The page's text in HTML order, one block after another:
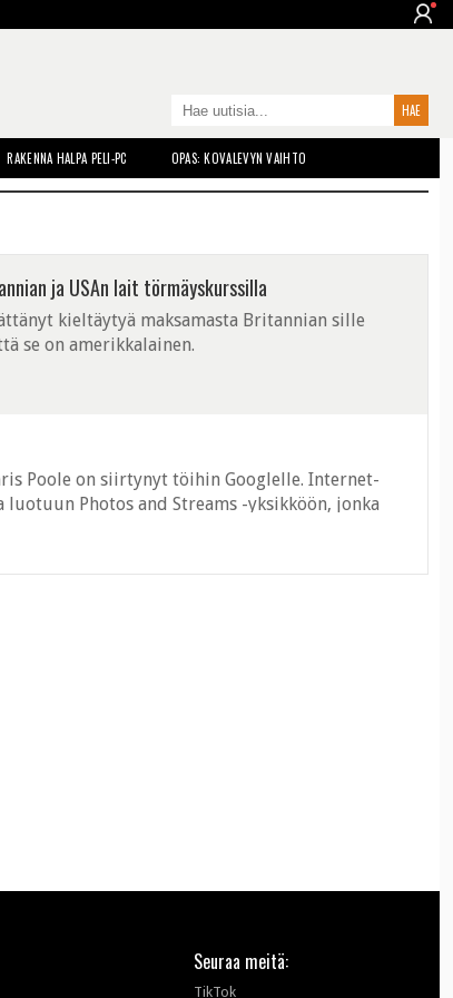
RAKENNA HALPA PELI-PC OPAS: KOVALEVYN VAIHTO
ja USAn lait törmäyskurssilla
kieltäytyä maksamasta Britannian sille
se on amerikkalainen.
Poole on siirtynyt töihin Googlelle. Internet-
Photos and Streams -yksikköön, jonka
Seuraa meitä:
TikTok